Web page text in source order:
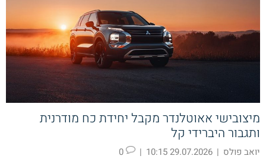
מיצובישי אאוטלנדר מקבל יחידת כח מודרנית
ותגבור היברידי קל
יואב פולס |
29.07.2026 10:15
|